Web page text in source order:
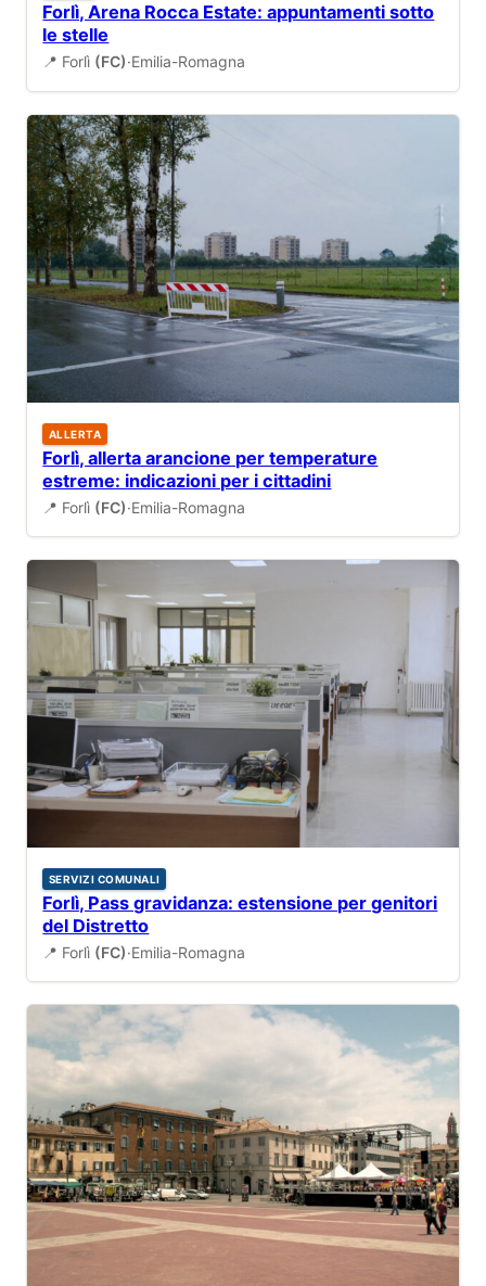
Forlì, Arena Rocca Estate: appuntamenti sotto
le stelle
📍 Forlì (FC)·Emilia-Romagna
ALLERTA
Forlì, allerta arancione per temperature
estreme: indicazioni per i cittadini
📍 Forlì (FC)·Emilia-Romagna
SERVIZI COMUNALI
Forlì, Pass gravidanza: estensione per genitori
del Distretto
📍 Forlì (FC)·Emilia-Romagna